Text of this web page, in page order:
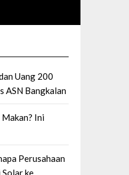
Uang 200
ASN Bangkalan
Ini
Perusahaan
ke